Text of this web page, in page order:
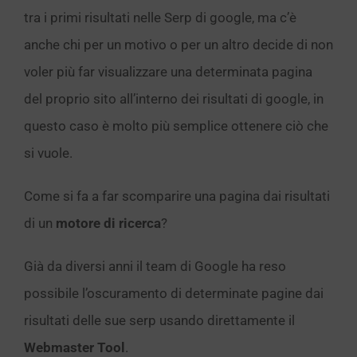
tra i primi risultati nelle Serp di google, ma c’è
anche chi per un motivo o per un altro decide di non
voler più far visualizzare una determinata pagina
del proprio sito all’interno dei risultati di google, in
questo caso è molto più semplice ottenere ciò che
si vuole.
Come si fa a far scomparire una pagina dai risultati
di un motore di ricerca?
Già da diversi anni il team di Google ha reso
possibile l’oscuramento di determinate pagine dai
risultati delle sue serp usando direttamente il
Webmaster Tool .